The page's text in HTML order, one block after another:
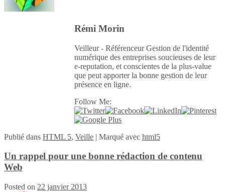
Rémi Morin
Veilleur - Référenceur Gestion de l'identité
numérique des entreprises soucieuses de leur
e-reputation, et conscientes de la plus-value
que peut apporter la bonne gestion de leur
présence en ligne.
Follow Me:
Publié dans HTML 5, Veille | Marqué avec html5
Un rappel pour une bonne rédaction de contenu
Web
Posted on 22 janvier 2013